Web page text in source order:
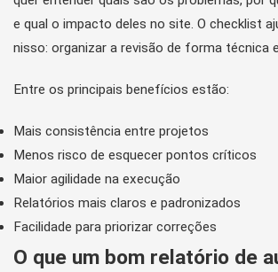
e qual o impacto deles no site. O checklist
nisso: organizar a revisão de forma técnica
Entre os principais benefícios estão:
Mais consistência entre projetos
Menos risco de esquecer pontos críticos
Maior agilidade na execução
Relatórios mais claros e padronizados
Facilidade para priorizar correções
O que um bom relatório de